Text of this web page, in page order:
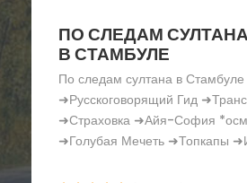
КРУИЗ ПО БОСФОРУ В
СТАМБУЛЕ —
ПАНОРАМА БОСФОРА
Круиз по Босфору в Стамбуле
Босфора ➜Русскоговорящий
➜Страховка ➜Крепость